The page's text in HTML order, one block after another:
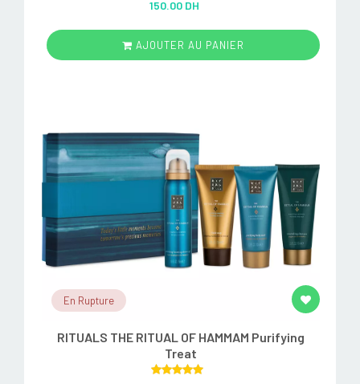
out of 5
150.00 DH
AJOUTER AU PANIER
En Rupture
RITUALS THE RITUAL OF HAMMAM Purifying
Treat